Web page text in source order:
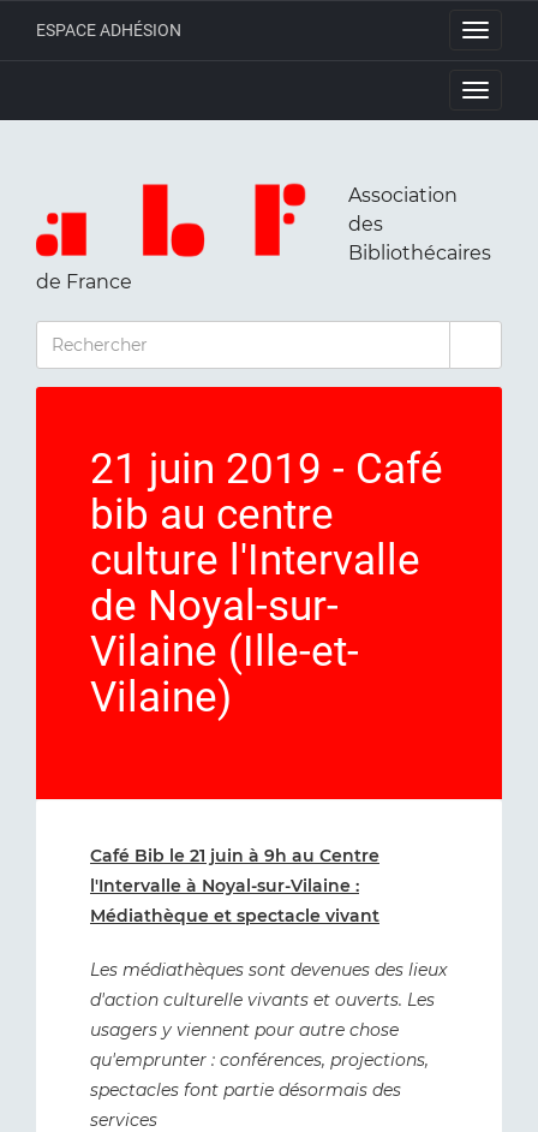
Toggle
ESPACE ADHÉSION
Toggle
Association
des
Bibliothécaires
de France
RECHERCHER
21 juin 2019 - Café
bib au centre
culture l'Intervalle
de Noyal-sur-
Vilaine (Ille-et-
Vilaine)
Café Bib le 21 juin à 9h au Centre
l'Intervalle à Noyal-sur-Vilaine :
Médiathèque et spectacle vivant
Les médiathèques sont devenues des lieux
d'action culturelle vivants et ouverts. Les
usagers y viennent pour autre chose
qu'emprunter : conférences, projections,
spectacles font partie désormais des
services